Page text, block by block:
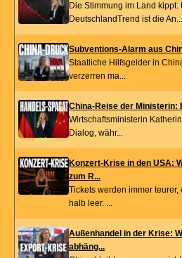
Die Stimmung im Land kippt:
DeutschlandTrend ist die An...
Subventions-Alarm aus
Staatliche Hilfsgelder in
verzerren ma...
China-Reise der Ministerin:
Wirtschaftsministerin
Dialog, währ...
Konzert-Krise in den USA:
zum R...
Tickets werden immer
halb leer. ...
Außenhandel in der Krise:
abhäng...